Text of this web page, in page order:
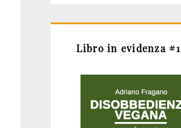
Libro in evidenza #1